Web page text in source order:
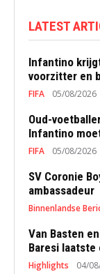
LATEST
Infantino
voorzitter en
FIFA 05/08/2026
Oud-
Infantino
FIFA 05/08/2026
SV Coronie
ambassadeur
Binnenlandse
Van Basten
Baresi
Highlights 04/